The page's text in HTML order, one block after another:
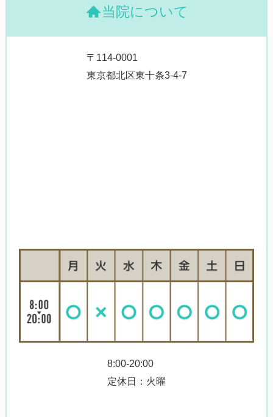
当院について
〒114-0001
東京都北区東十条3-4-7
8:00-20:00
定休日：火曜